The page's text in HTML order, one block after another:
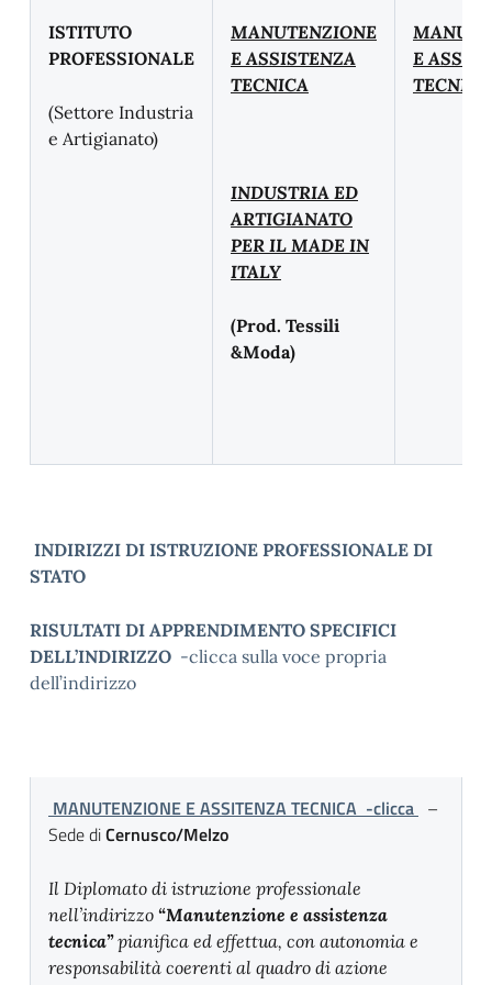
ISTITUTO
PROFESSIONALE
(Settore Industria
e Artigianato)
MANUTENZIONE
E ASSISTENZA
TECNICA
INDUSTRIA ED
ARTIGIANATO
PER IL MADE IN
ITALY
(Prod. Tessili
&Moda)
E
TECNICA
INDIRIZZI DI ISTRUZIONE PROFESSIONALE DI
STATO
RISULTATI DI APPRENDIMENTO SPECIFICI
DELL’INDIRIZZO -clicca sulla voce propria
dell’indirizzo
MANUTENZIONE E ASSITENZA TECNICA -clicca –
Sede diCernusco/Melzo
Il Diplomato di istruzione professionale
nell’indirizzo “Manutenzione e assistenza
tecnica”pianifica ed effettua, con autonomia e
responsabilità coerenti al quadro di azione